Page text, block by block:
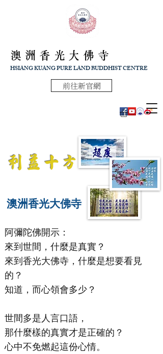
澳洲香光大佛寺
HSIANG KUANG PURE LAND BUDDHIST CENTRE
前往新官網
澳洲香光大佛寺
阿彌陀佛開示：
來到世間，什麼是真實？
來到香光大佛寺，什麼是想要看見
的？
知道，而心領會多少？
世間多是人言口語，
那什麼樣的真實才是正確的？
心中不免燃起這份心情。
利益十方